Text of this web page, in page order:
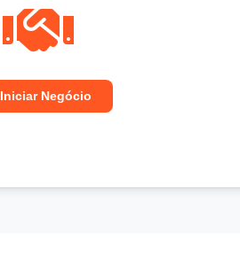
Iniciar Negócio